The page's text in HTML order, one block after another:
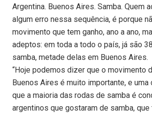
Argentina. Buenos Aires. Samba. Quem
algum erro nessa sequência, é porque
movimento que tem ganho, ano a ano,
adeptos: em toda a todo o país, já são
samba, metade delas em Buenos Aires.
“Hoje podemos dizer que o movimento
Buenos Aires é muito importante, e uma
que a maioria das rodas de samba é
argentinos que gostaram de samba, que